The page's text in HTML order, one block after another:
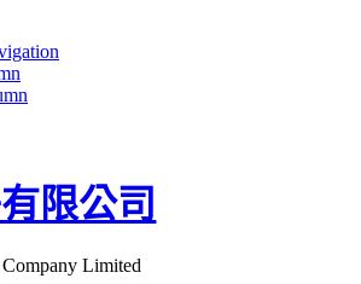
限公司
Limited